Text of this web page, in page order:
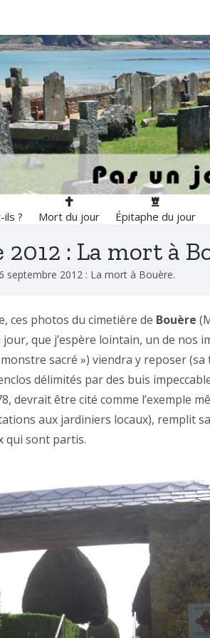
ils ? Mort du jour Épitaphe du jour
2012 : La mort à
septembre 2012 : La mort à Bouère.
ces photos du cimetière de Bouère
que j’espère lointain, un de nos
sacré ») viendra y reposer
délimités par des buis
devrait être cité comme l’exemple
aux jardiniers locaux), remplit
qui sont partis.